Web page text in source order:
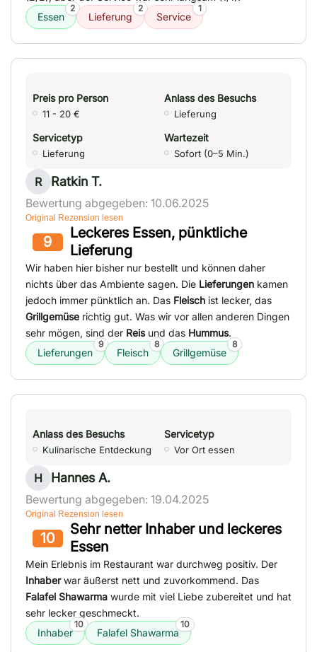
Essen
2
Lieferung
2
Service
1
Preis pro Person
11 - 20 €
Anlass des Besuchs
Lieferung
Servicetyp
Lieferung
Wartezeit
Sofort (0–5 Min.)
R Ratkin T.
Bewertung abgegeben: 10.06.2025
Original Rezension lesen
9
Leckeres Essen, pünktliche
Lieferung
Wir haben hier bisher nur bestellt und können daher
nichts über das Ambiente sagen. Die Lieferungen kamen
jedoch immer pünktlich an. Das Fleisch ist lecker, das
Grillgemüse richtig gut. Was wir vor allen anderen Dingen
sehr mögen, sind der Reisund das Hummus.
Lieferungen
9
Fleisch
8
Grillgemüse
8
Anlass des Besuchs
Kulinarische Entdeckung
Servicetyp
Vor Ort essen
H Hannes A.
Bewertung abgegeben: 19.04.2025
Original Rezension lesen
10
Sehr netter Inhaber und leckeres
Essen
Mein Erlebnis im Restaurant war durchweg positiv. Der
Inhaberwar äußerst nett und zuvorkommend. Das
Falafel Shawarma wurde mit viel Liebe zubereitet und hat
sehr lecker geschmeckt.
Inhaber
10
Falafel Shawarma
10